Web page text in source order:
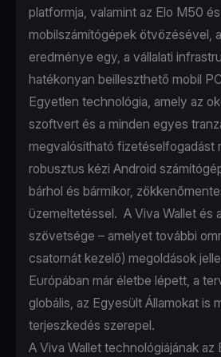
platformja, valamint az Elo M50
mobilszámítógépek ötvözésével,
eredménye egy, a vállalati
hatékonyan beilleszthető mobil
Egyetlen technológia, amely az
szoftvert és a minden egyes
megvalósítható fizetéselfogadást
robusztus kézi Android
bárhol és bármikor,
üzemeltetéssel. A Viva Wallet és
szövetsége – amelyet további
csatornát kezelő) megoldások
Európában már életbe lépett, a
globális, az Egyesült Államokat is
terjeszkedés szerepel.
A Viva Wallet technológiájának az